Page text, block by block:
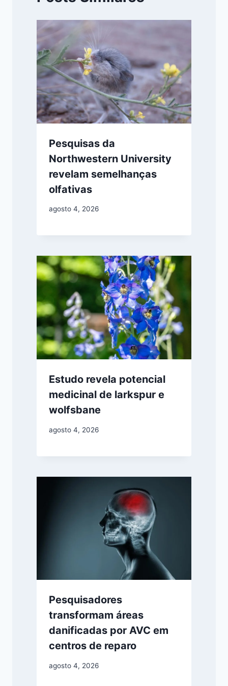
Pesquisas da
Northwestern University
revelam semelhanças
olfativas
agosto 4, 2026
Estudo revela potencial
medicinal de larkspur e
wolfsbane
agosto 4, 2026
Pesquisadores
transformam áreas
danificadas por AVC em
centros de reparo
agosto 4, 2026